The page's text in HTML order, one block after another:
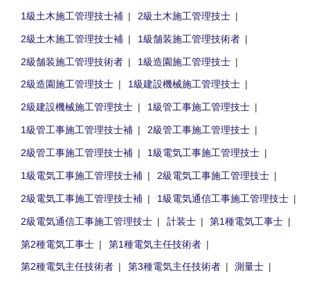
1級土木施工管理技士補
2級土木施工管理技士
2級土木施工管理技士補
1級舗装施工管理技術者
2級舗装施工管理技術者
1級造園施工管理技士
2級造園施工管理技士
1級建設機械施工管理技士
2級建設機械施工管理技士
1級管工事施工管理技士
1級管工事施工管理技士補
2級管工事施工管理技士
2級管工事施工管理技士補
1級電気工事施工管理技士
1級電気工事施工管理技士補
2級電気工事施工管理技士
2級電気工事施工管理技士補
1級電気通信工事施工管理技士
2級電気通信工事施工管理技士
計装士
第1種電気工事士
第2種電気工事士
第1種電気主任技術者
第2種電気主任技術者
第3種電気主任技術者
測量士